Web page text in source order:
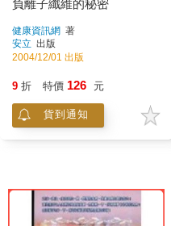
負離子纖維的秘密
健康資訊網 著
安立 出版
2004/12/01 出版
9 折 特價 126 元
貨到通知